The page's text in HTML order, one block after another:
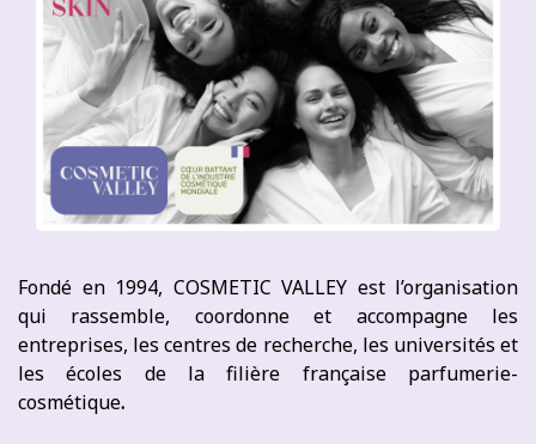
Fondé en 1994, COSMETIC VALLEY est l’organisation
qui rassemble, coordonne et accompagne les
entreprises, les centres de recherche, les universités et
les écoles de la filière française parfumerie-
cosmétique.